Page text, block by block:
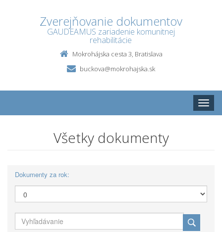
Zverejňovanie dokumentov
GAUDEAMUS zariadenie komunitnej
rehabilitácie
Mokrohájska cesta 3, Bratislava
buckova@mokrohajska.sk
Toggle
Všetky dokumenty
Dokumenty za rok: